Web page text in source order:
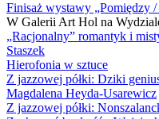
Finisaż wystawy „Pomiędzy
W Galerii Art Hol na
„Racjonalny” romantyk i
Staszek
Hierofonia w sztuce
Z jazzowej półki: Dziki
Magdalena Heyda-Usarewicz
Z jazzowej półki: